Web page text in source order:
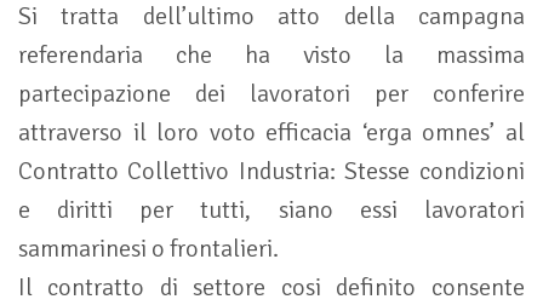
Si tratta dell’ultimo atto della campagna
referendaria che ha visto la massima
partecipazione dei lavoratori per conferire
attraverso il loro voto efficacia ‘erga omnes’ al
Contratto Collettivo Industria: Stesse condizioni
e diritti per tutti, siano essi lavoratori
sammarinesi o frontalieri.
Il contratto di settore cosi definito consente